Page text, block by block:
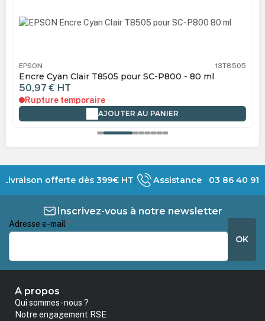
EPSON 13T8505
Encre Cyan Clair T8505 pour SC-P800 - 80 ml
50,97 € HT
Rupture temporaire
AJOUTER AU PANIER
Livraison offerte dès 399€ HT Assistance 03 86 40 91
Inscrivez-vous à notre newsletter
Adresse e-mail *
OK
A propos
Qui sommes-nous ?
Notre engagement RSE